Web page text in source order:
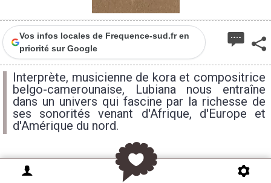
Vos infos locales de Frequence-sud.fr en
priorité sur Google
Interprète, musicienne de kora et compositrice
belgo-camerounaise, Lubiana nous entraîne
dans un univers qui fascine par la richesse de
ses sonorités venant d'Afrique, d'Europe et
d'Amérique du nord.
Sa musique est un habile alliage de songwriting pop